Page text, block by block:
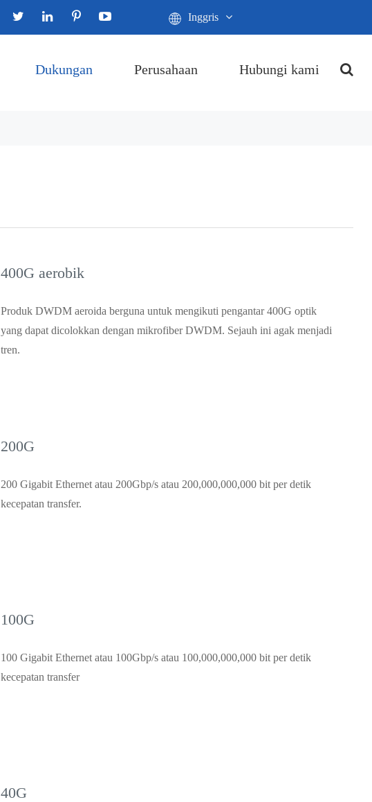
Inggris
Dukungan Perusahaan Hubungi kami
400G aerobik
Produk DWDM aeroida berguna untuk mengikuti pengantar 400G optik
yang dapat dicolokkan dengan mikrofiber DWDM. Sejauh ini agak menjadi
tren.
200G
200 Gigabit Ethernet atau 200Gbp/s atau 200,000,000,000 bit per detik
kecepatan transfer.
100G
100 Gigabit Ethernet atau 100Gbp/s atau 100,000,000,000 bit per detik
kecepatan transfer
40G